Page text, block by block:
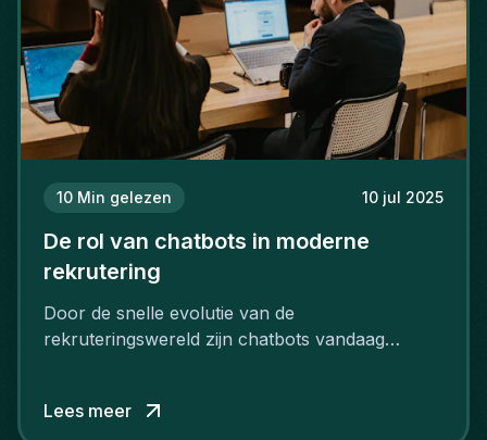
10 Min gelezen 10 jul 2025
De rol van chatbots in moderne
rekrutering
Door de snelle evolutie van de
rekruteringswereld zijn chatbots vandaag
Lees meer